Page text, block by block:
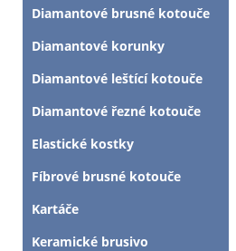
Diamantové brusné kotouče
Diamantové korunky
Diamantové leštící kotouče
Diamantové řezné kotouče
Elastické kostky
Fíbrové brusné kotouče
Kartáče
Keramické brusivo